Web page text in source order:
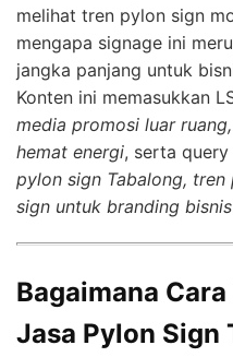
melihat tren pylon sign
mengapa signage ini
jangka panjang untuk
Konten ini memasukkan
media promosi luar
hemat energi, serta
pylon sign Tabalong,
sign untuk branding bisnis
Bagaimana
Jasa Pylon Sign